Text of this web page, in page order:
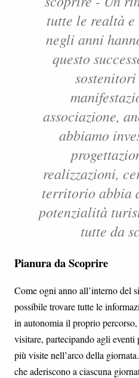
tutte le realtà e
negli anni
questo
associazione,
abbiamo
realizzazioni,
territorio abbia
potenzialità
tutte da
Pianura da Scoprire
Come ogni anno all’interno del
possibile trovare tutte le
in autonomia il proprio
visitare, partecipando agli
più visite nell’arco della
che aderiscono a ciascuna